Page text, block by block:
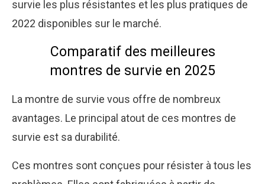
survie les plus résistantes et les plus pratiques de
2022 disponibles sur le marché.
Comparatif des meilleures
montres de survie en 2025
La montre de survie vous offre de nombreux
avantages. Le principal atout de ces montres de
survie est sa durabilité.
Ces montres sont conçues pour résister à tous les